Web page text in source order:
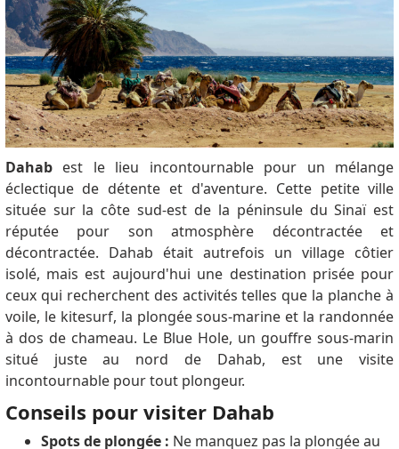
Dahabest le lieu incontournable pour un mélange
éclectique de détente et d'aventure. Cette petite ville
située sur la côte sud-est de la péninsule du Sinaï est
réputée pour son atmosphère décontractée et
décontractée. Dahab était autrefois un village côtier
isolé, mais est aujourd'hui une destination prisée pour
ceux qui recherchent des activités telles que la planche à
voile, le kitesurf, la plongée sous-marine et la randonnée
à dos de chameau. Le Blue Hole, un gouffre sous-marin
situé juste au nord de Dahab, est une visite
incontournable pour tout plongeur.
Conseils pour visiter Dahab
Spots de plongée : Ne manquez pas la plongée au